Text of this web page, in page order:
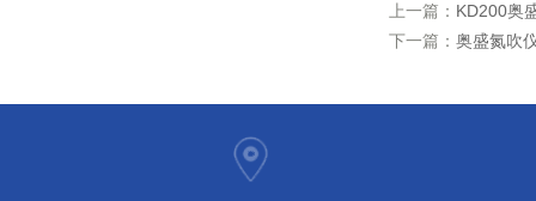
上一篇： KD200奥
下一篇： 奥盛氮吹